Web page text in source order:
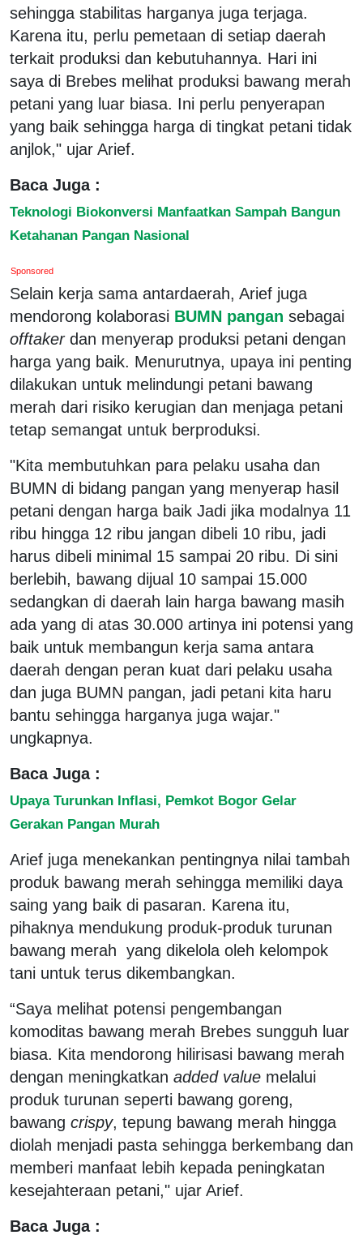
sehingga stabilitas harganya juga terjaga.
Karena itu, perlu pemetaan di setiap daerah
terkait produksi dan kebutuhannya. Hari ini
saya di Brebes melihat produksi bawang merah
petani yang luar biasa. Ini perlu penyerapan
yang baik sehingga harga di tingkat petani tidak
anjlok," ujar Arief.
Baca Juga :
Teknologi Biokonversi Manfaatkan Sampah Bangun
Ketahanan Pangan Nasional
Sponsored
Selain kerja sama antardaerah, Arief juga
mendorong kolaborasi BUMN pangan sebagai
offtakerdan menyerap produksi petani dengan
harga yang baik. Menurutnya, upaya ini penting
dilakukan untuk melindungi petani bawang
merah dari risiko kerugian dan menjaga petani
tetap semangat untuk berproduksi.
"Kita membutuhkan para pelaku usaha dan
BUMN di bidang pangan yang menyerap hasil
petani dengan harga baik Jadi jika modalnya 11
ribu hingga 12 ribu jangan dibeli 10 ribu, jadi
harus dibeli minimal 15 sampai 20 ribu. Di sini
berlebih, bawang dijual 10 sampai 15.000
sedangkan di daerah lain harga bawang masih
ada yang di atas 30.000 artinya ini potensi yang
baik untuk membangun kerja sama antara
daerah dengan peran kuat dari pelaku usaha
dan juga BUMN pangan, jadi petani kita haru
bantu sehingga harganya juga wajar."
ungkapnya.
Baca Juga :
Upaya Turunkan Inflasi, Pemkot Bogor Gelar
Gerakan Pangan Murah
Arief juga menekankan pentingnya nilai tambah
produk bawang merah sehingga memiliki daya
saing yang baik di pasaran. Karena itu,
pihaknya mendukung produk-produk turunan
bawang merah yang dikelola oleh kelompok
tani untuk terus dikembangkan.
“Saya melihat potensi pengembangan
komoditas bawang merah Brebes sungguh luar
biasa. Kita mendorong hilirisasi bawang merah
dengan meningkatkan added value melalui
produk turunan seperti bawang goreng,
bawang crispy, tepung bawang merah hingga
diolah menjadi pasta sehingga berkembang dan
memberi manfaat lebih kepada peningkatan
kesejahteraan petani," ujar Arief.
Baca Juga :